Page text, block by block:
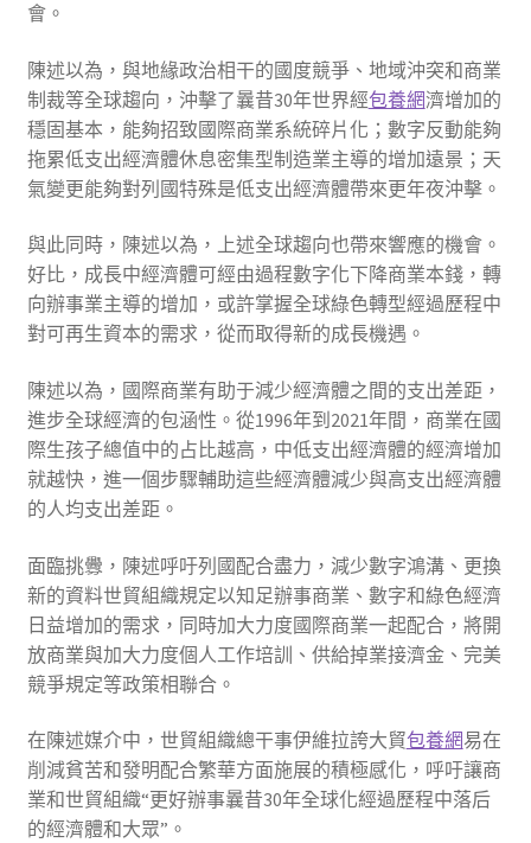
會。
陳述以為，與地緣政治相干的國度競爭、地域沖突和商業
制裁等全球趨向，沖擊了曩昔30年世界經包養網濟增加的
穩固基本，能夠招致國際商業系統碎片化；數字反動能夠
拖累低支出經濟體休息密集型制造業主導的增加遠景；天
氣變更能夠對列國特殊是低支出經濟體帶來更年夜沖擊。
與此同時，陳述以為，上述全球趨向也帶來響應的機會。
好比，成長中經濟體可經由過程數字化下降商業本錢，轉
向辦事業主導的增加，或許掌握全球綠色轉型經過歷程中
對可再生資本的需求，從而取得新的成長機遇。
陳述以為，國際商業有助于減少經濟體之間的支出差距，
進步全球經濟的包涵性。從1996年到2021年間，商業在國
際生孩子總值中的占比越高，中低支出經濟體的經濟增加
就越快，進一個步驟輔助這些經濟體減少與高支出經濟體
的人均支出差距。
面臨挑釁，陳述呼吁列國配合盡力，減少數字鴻溝、更換
新的資料世貿組織規定以知足辦事商業、數字和綠色經濟
日益增加的需求，同時加大力度國際商業一起配合，將開
放商業與加大力度個人工作培訓、供給掉業接濟金、完美
競爭規定等政策相聯合。
在陳述媒介中，世貿組織總干事伊維拉誇大貿包養網易在
削減貧苦和發明配合繁華方面施展的積極感化，呼吁讓商
業和世貿組織“更好辦事曩昔30年全球化經過歷程中落后
的經濟體和大眾”。